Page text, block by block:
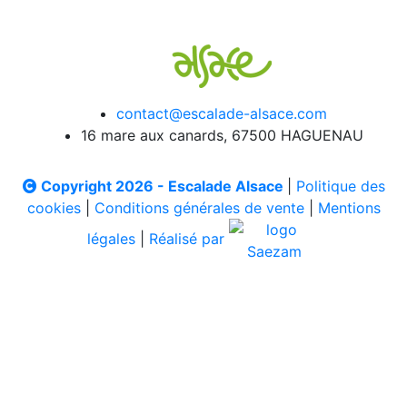
contact@escalade-alsace.com
16 mare aux canards, 67500 HAGUENAU
Copyright 2026 - Escalade Alsace
Politique des
cookies| Conditions générales de vente| Mentions
légales
Réalisé par